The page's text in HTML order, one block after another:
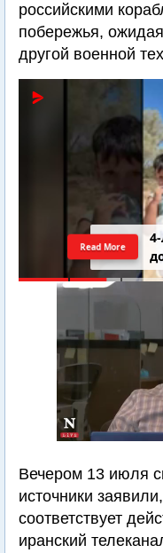
российскими
побережья,
другой военной
Read More
Вечером 13 июля
источники
соответствует
иранский